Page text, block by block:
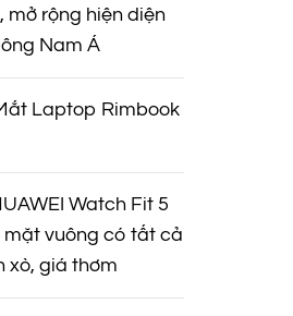
mở rộng hiện diện
Nam Á
Laptop Rimbook
Watch Fit 5
mặt vuông có tất cả
xò, giá thơm